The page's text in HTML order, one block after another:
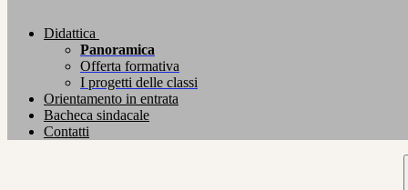
Didattica
Panoramica
Offerta formativa
I progetti delle classi
Orientamento in entrata
Bacheca sindacale
Contatti